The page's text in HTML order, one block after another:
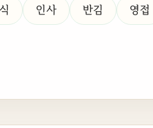
인사 반김 영접